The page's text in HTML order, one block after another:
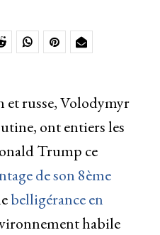
et russe, Volodymyr
ont entiers les
Trump ce
de son 8ème
belligérance en
habile